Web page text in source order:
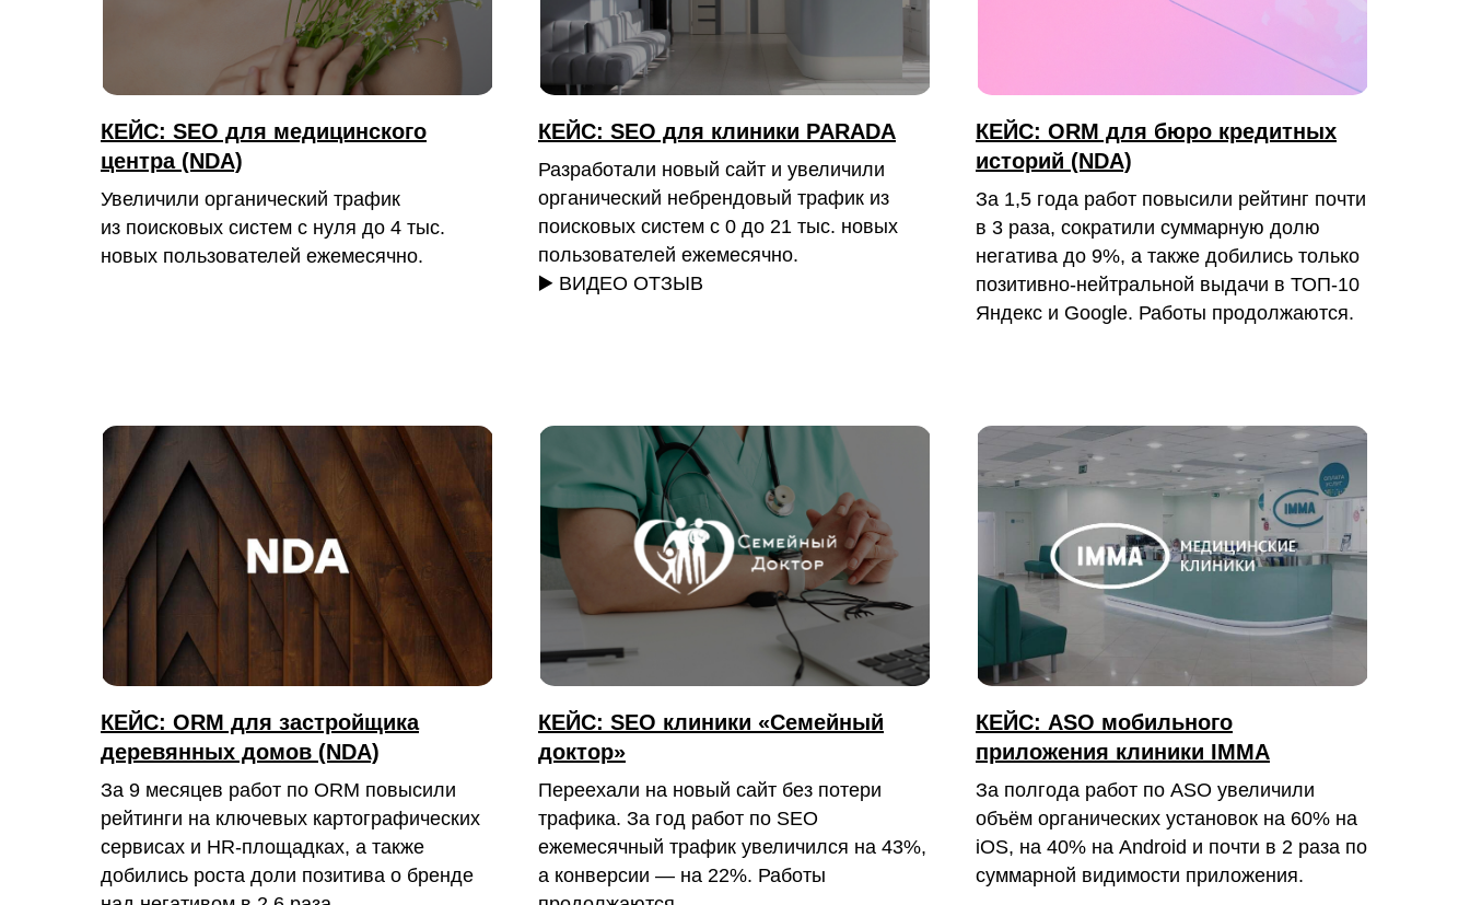
КЕЙС: SEO для медицинского
центра (NDA)
Увеличили органический трафик
из поисковых систем с нуля до 4 тыс.
новых пользователей ежемесячно.
КЕЙС: SEO для клиники PARADA
Разработали новый сайт и увеличили
органический небрендовый трафик из
поисковых систем с 0 до 21 тыс. новых
пользователей ежемесячно.
▶️ ВИДЕО ОТЗЫВ
КЕЙС: ORM для бюро кредитных
историй (NDA)
За 1,5 года работ повысили рейтинг почти
в 3 раза, сократили суммарную долю
негатива до 9%, а также добились только
позитивно-нейтральной выдачи в ТОП-10
Яндекс и Google. Работы продолжаются.
КЕЙС: ORM для застройщика
деревянных домов (NDA)
За 9 месяцев работ по ORM повысили
рейтинги на ключевых картографических
сервисах и HR-площадках, а также
добились роста доли позитива о бренде
КЕЙС: SEO клиники «Семейный
доктор»
Переехали на новый сайт без потери
трафика. За год работ по SEO
ежемесячный трафик увеличился на 43%,
а конверсии — на 22%. Работы
КЕЙС: ASO мобильного
приложения клиники IMMA
За полгода работ по ASO увеличили
объём органических установок на 60% на
iOS, на 40% на Android и почти в 2 раза по
суммарной видимости приложения.